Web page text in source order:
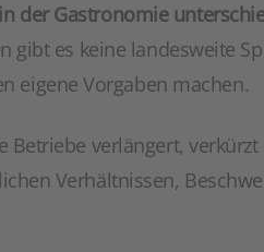
der Gastronomie
gibt es keine landesweite
eigene Vorgaben machen.
Betriebe verlängert,
Verhältnissen,